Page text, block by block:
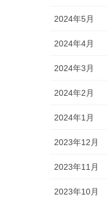
2024年5月
2024年4月
2024年3月
2024年2月
2024年1月
2023年12月
2023年11月
2023年10月